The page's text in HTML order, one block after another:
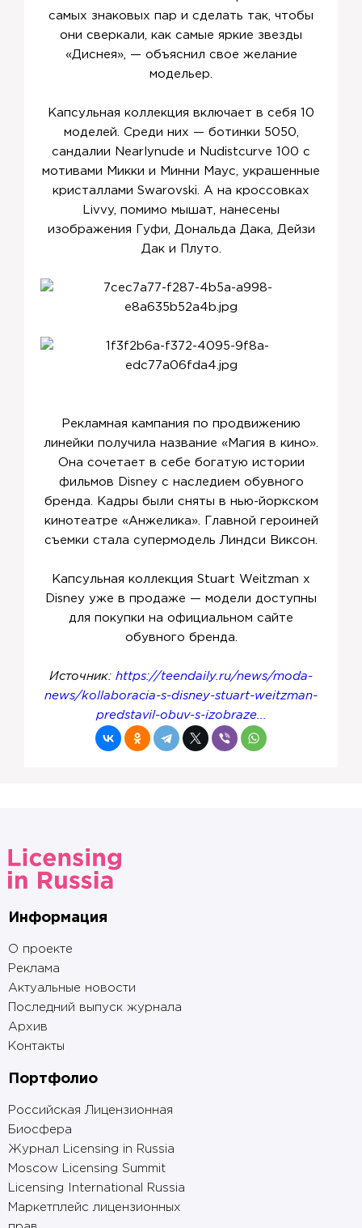
самых знаковых пар и сделать так, чтобы
они сверкали, как самые яркие звезды
«Диснея», — объяснил свое желание
модельер.
Капсульная коллекция включает в себя 10
моделей. Среди них — ботинки 5050,
сандалии Nearlynude и Nudistcurve 100 с
мотивами Микки и Минни Маус, украшенные
кристаллами Swarovski. А на кроссовках
Livvy, помимо мышат, нанесены
изображения Гуфи, Дональда Дака, Дейзи
Дак и Плуто.
Рекламная кампания по продвижению
линейки получила название «Магия в кино».
Она сочетает в себе богатую истории
фильмов Disney с наследием обувного
бренда. Кадры были сняты в нью-йоркском
кинотеатре «Анжелика». Главной героиней
съемки стала супермодель Линдси Виксон.
Капсульная коллекция Stuart Weitzman x
Disney уже в продаже — модели доступны
для покупки на официальном сайте
обувного бренда.
Источник: https://teendaily.ru/news/moda-
news/kollaboracia-s-disney-stuart-weitzman-
predstavil-obuv-s-izobraze...
Информация
О проекте
Реклама
Актуальные новости
Последний выпуск журнала
Архив
Контакты
Портфолио
Российская Лицензионная
Биосфера
Журнал Licensing in Russia
Moscow Licensing Summit
Licensing International Russia
Маркетплейс лицензионных